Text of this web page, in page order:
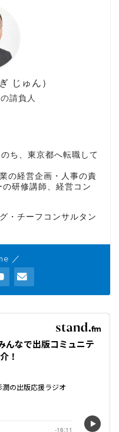
請負人
じゅん）
ち、東京都へ転職して
の経営企画・人事の責
研修講師、経営コン
・チーフコンサルタン
／